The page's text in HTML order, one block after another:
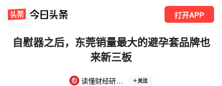
打开APP
自慰器之后，东莞销量最大的避孕套品牌也
来新三板
读懂财经研究所 关注